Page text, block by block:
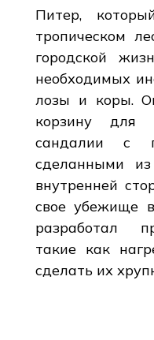
Питер,
тропическом
городской
необходимых
лозы и коры.
корзину для
сандалии с
сделанными
внутренней
свое убежище
разработал
такие как
сделать их